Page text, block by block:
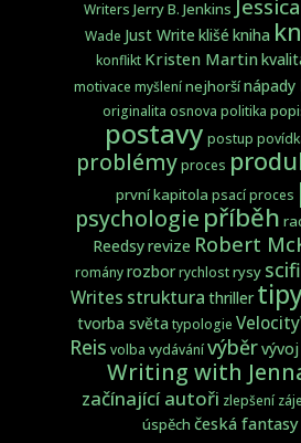
Writers Jerry B. Jenkins
Wade Just Write klišé kniha
konflikt Kristen Martin
motivace myšlení nejhoršínápady
originalita osnova politika
postavy postup
problémyproces
první kapitola psací proces
psychologie příběh
Reedsyrevize Robert
rományrozborrychlostrysy scifi
Writes struktura thriller
tvorba světa typologie
Reis volba vydávánívýběrvývoj
Writing with
začínající autoři zlepšení
úspěch česká fantasy